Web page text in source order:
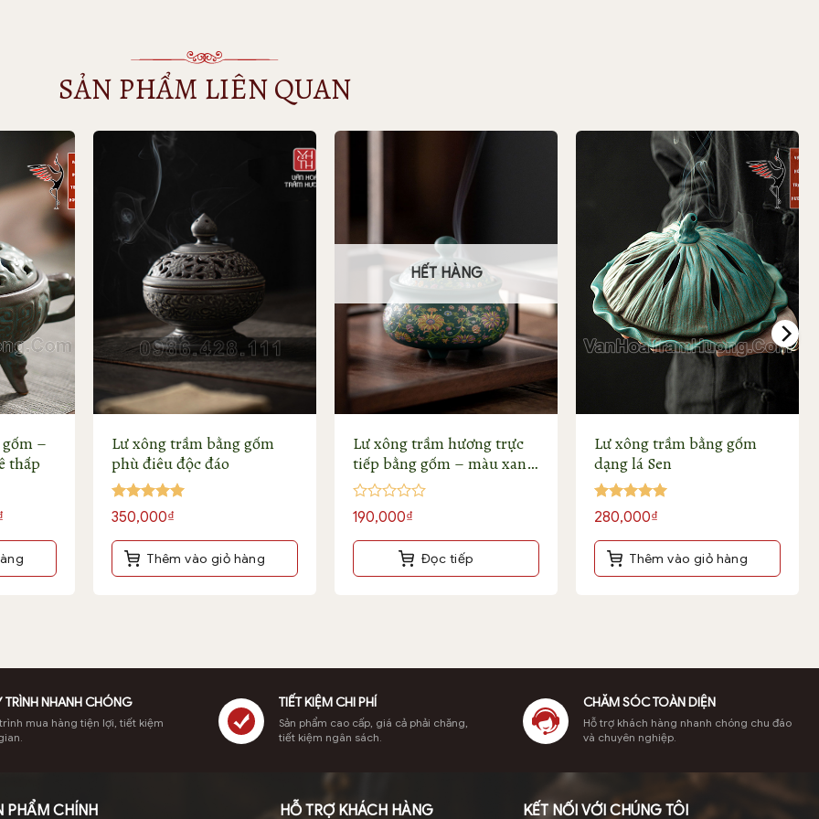
từ trầm núi xịn
SẢN PHẨM LIÊN QUAN
–
thấp
Giá
hiện
tại
là:
Lư xông trầm bằng gốm
phù điêu độc đáo
Được xếp
hạng 55
sao
350,000₫
Thêm vào giỏ hàng
HẾT HÀNG
Lư xông trầm hương trực
tiếp bằng gốm – màu xanh
họa tiết
Được
xếp
hạng
5
190,000₫
Đọc tiếp
Lư xông trầm bằng gốm
dạng lá Sen
Được xếp
hạng55
sao
280,000₫
Thêm vào giỏ hàng
TRÌNH NHANH CHÓNG
mua hàng tiện lợi, tiết kiệm
TIẾT KIỆM CHI PHÍ
Sản phẩm cao cấp, giá cả phải chăng,
tiết kiệm ngân sách.
CHĂM SÓC TOÀN DIỆN
Hỗ trợ khách hàng nhanh chóng chu đáo
và chuyên nghiệp.
PHẨM CHÍNH HỖ TRỢ KHÁCH HÀNG KẾT NỐI VỚI CHÚNG TÔI